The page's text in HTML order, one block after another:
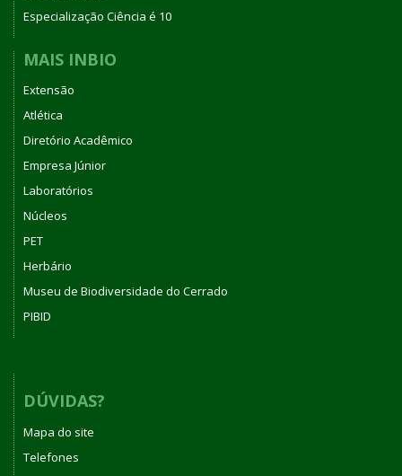
Especialização Ciência é 10
MAIS INBIO
Extensão
Atlética
Diretório Acadêmico
Empresa Júnior
Laboratórios
Núcleos
PET
Herbário
Museu de Biodiversidade do Cerrado
PIBID
DÚVIDAS?
Mapa do site
Telefones